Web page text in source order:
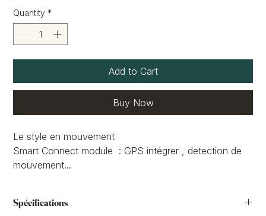
Quantity *
Add to Cart
Buy Now
Le style en mouvement
Smart Connect module : GPS intégrer , detection de
mouvement...
Milieu urbain et nivelés moyens
Spécifications